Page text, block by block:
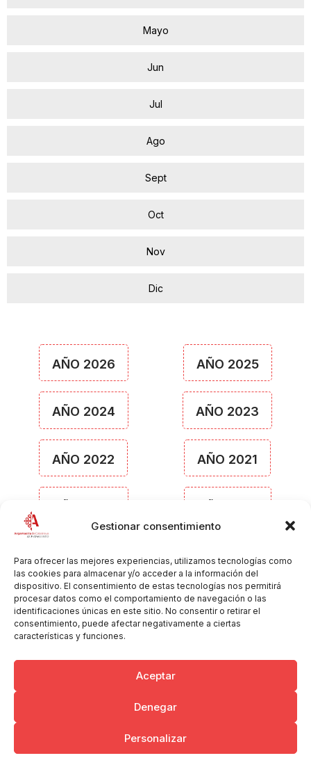
Gestionar consentimiento
Para ofrecer las mejores experiencias, utilizamos tecnologías como
las cookies para almacenar y/o acceder a la información del
dispositivo. El consentimiento de estas tecnologías nos permitirá
procesar datos como el comportamiento de navegación o las
identificaciones únicas en este sitio. No consentir o retirar el
consentimiento, puede afectar negativamente a ciertas
características y funciones.
Aceptar
Denegar
Personalizar
Mayo
Jun
Jul
Ago
Sept
Oct
Nov
Dic
AÑO 2026 AÑO 2025
AÑO 2024 AÑO 2023
AÑO 2022 AÑO 2021
AÑO 2018 AÑO 2017
AÑO 2016 AÑO 2015
Copyright © 2026 Ayuntamiento de Argamasilla de Calatrava
Politica de Privacidad y Aviso Legal